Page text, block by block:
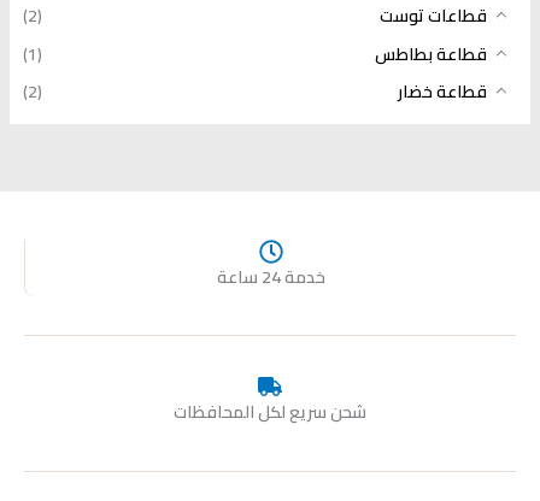
قطاعات توست
(2)
قطاعة بطاطس
(1)
قطاعة خضار
(2)
خدمة 24 ساعة
شحن سريع لكل المحافظات